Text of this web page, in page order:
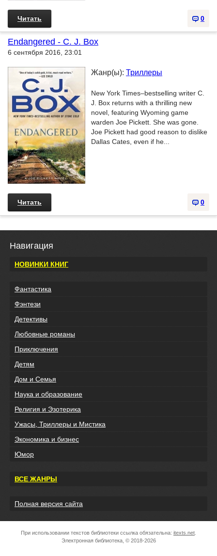
0
Читать
Endangered - C. J. Box
6 сентября 2016, 23:01
Жанр(ы): Триллеры
New York Times–bestselling writer C.
J. Box returns with a thrilling new
novel, featuring Wyoming game
warden Joe Pickett. She was gone.
Joe Pickett had good reason to dislike
Dallas Cates, even if he...
0
Читать
Навигация
НОВИНКИ КНИГ
Фантастика
Фэнтези
Детективы
Любовные романы
Приключения
Детям
Дом и Семья
Наука и образование
Религия и Эзотерика
Ужасы, Триллеры и Мистика
Экономика и бизнес
Юмор
ВСЕ ЖАНРЫ
Полная версия сайта
При использовании текстов библиотеки ссылка обязательна: itexts.net
Электронная библиотека, © 2018-2026